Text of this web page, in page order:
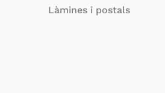
Làmines i postals